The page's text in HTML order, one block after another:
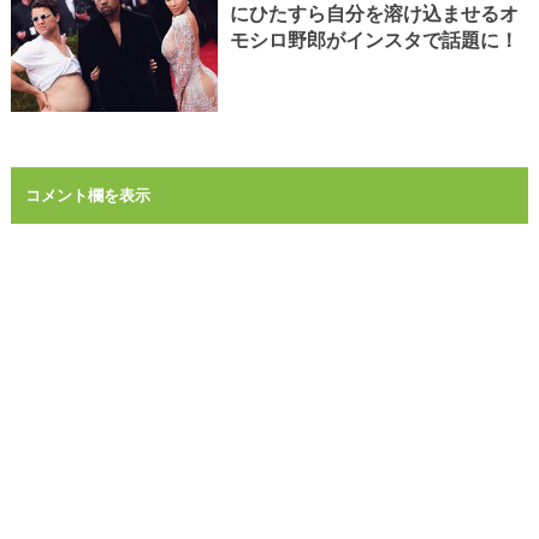
にひたすら自分を溶け込ませるオ
モシロ野郎がインスタで話題に！
コメント欄を表示